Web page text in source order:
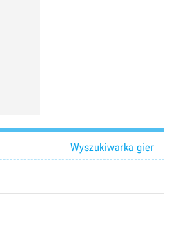
Wyszukiwarka gier